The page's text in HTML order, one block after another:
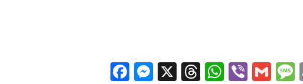
Facebook
Messenger
X ThreadsViber